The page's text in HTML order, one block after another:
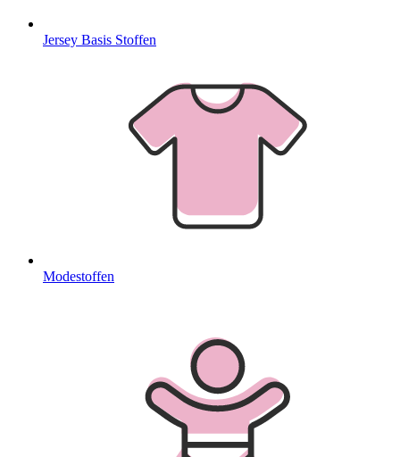
Jersey Basis Stoffen
Modestoffen